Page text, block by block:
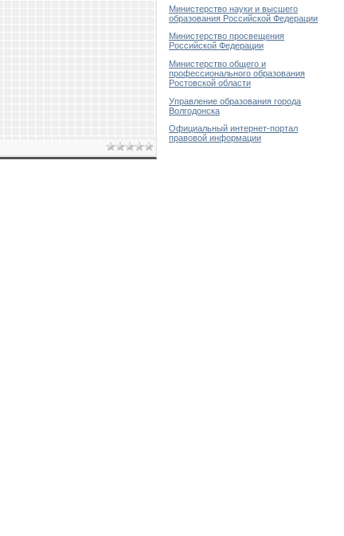
Министерство науки и высшего
образования Российской Федерации
Министерство просвещения
Российской Федерации
Министерство общего и
профессионального образования
Ростовской области
Управление образования города
Волгодонска
Официальный интернет-портал
правовой информации